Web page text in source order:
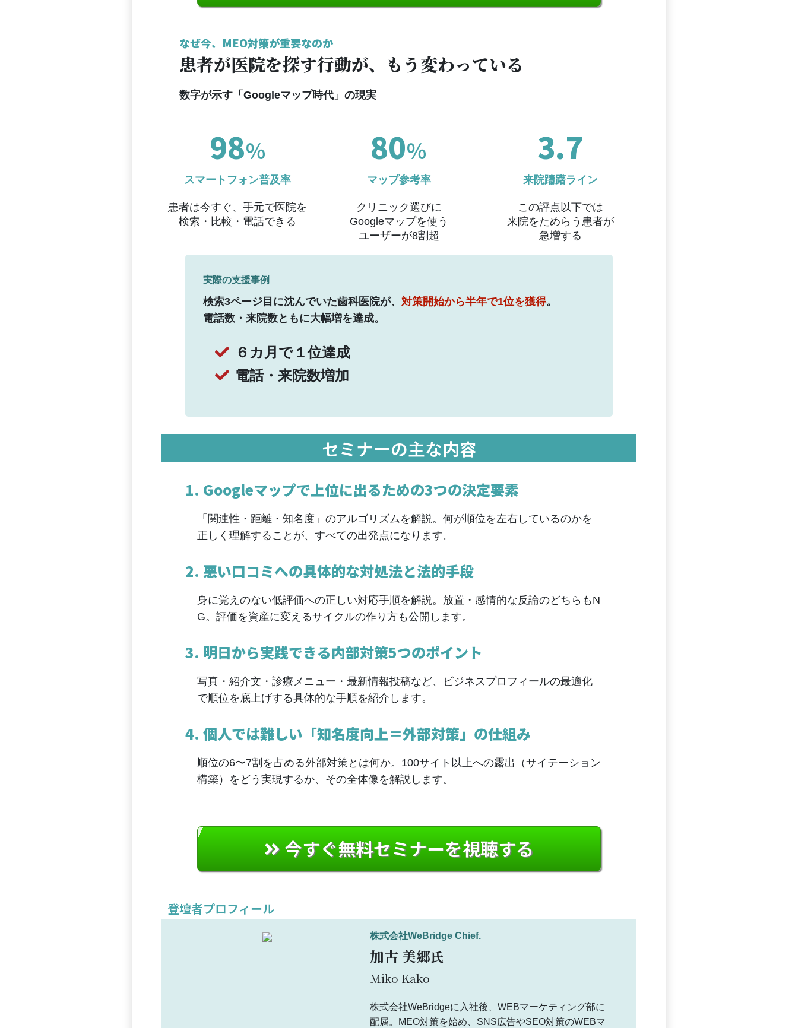
なぜ今、MEO対策が重要なのか
患者が医院を探す行動が、もう変わっている
数字が示す「Googleマップ時代」の現実
98％
スマートフォン普及率
患者は今すぐ、手元で医院を
検索・比較・電話できる
80％
マップ参考率
クリニック選びに
Googleマップを使う
ユーザーが8割超
3.7
来院躊躇ライン
この評点以下では
来院をためらう患者が
急増する
実際の支援事例
検索3ページ目に沈んでいた歯科医院が、 対策開始から半年で1位を獲得。
電話数・来院数ともに大幅増を達成。
６カ月で１位達成
電話・来院数増加
セミナーの主な内容
1. Googleマップで上位に出るための3つの決定要素
「関連性・距離・知名度」のアルゴリズムを解説。何が順位を左右しているのかを
正しく理解することが、すべての出発点になります。
2. 悪い口コミへの具体的な対処法と法的手段
身に覚えのない低評価への正しい対応手順を解説。放置・感情的な反論のどちらもN
G。評価を資産に変えるサイクルの作り方も公開します。
3. 明日から実践できる内部対策5つのポイント
写真・紹介文・診療メニュー・最新情報投稿など、ビジネスプロフィールの最適化
で順位を底上げする具体的な手順を紹介します。
4. 個人では難しい「知名度向上＝外部対策」の仕組み
順位の6〜7割を占める外部対策とは何か。100サイト以上への露出（サイテーション
構築）をどう実現するか、その全体像を解説します。
今すぐ無料セミナーを視聴する
登壇者プロフィール
株式会社WeBridge Chief.
加古 美郷氏
Miko Kako
株式会社WeBridgeに入社後、WEBマーケティング部に
配属。MEO対策を始め、SNS広告やSEO対策のWEBマ